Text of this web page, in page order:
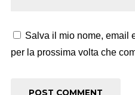
Salva il mio nome, email
per la prossima volta che